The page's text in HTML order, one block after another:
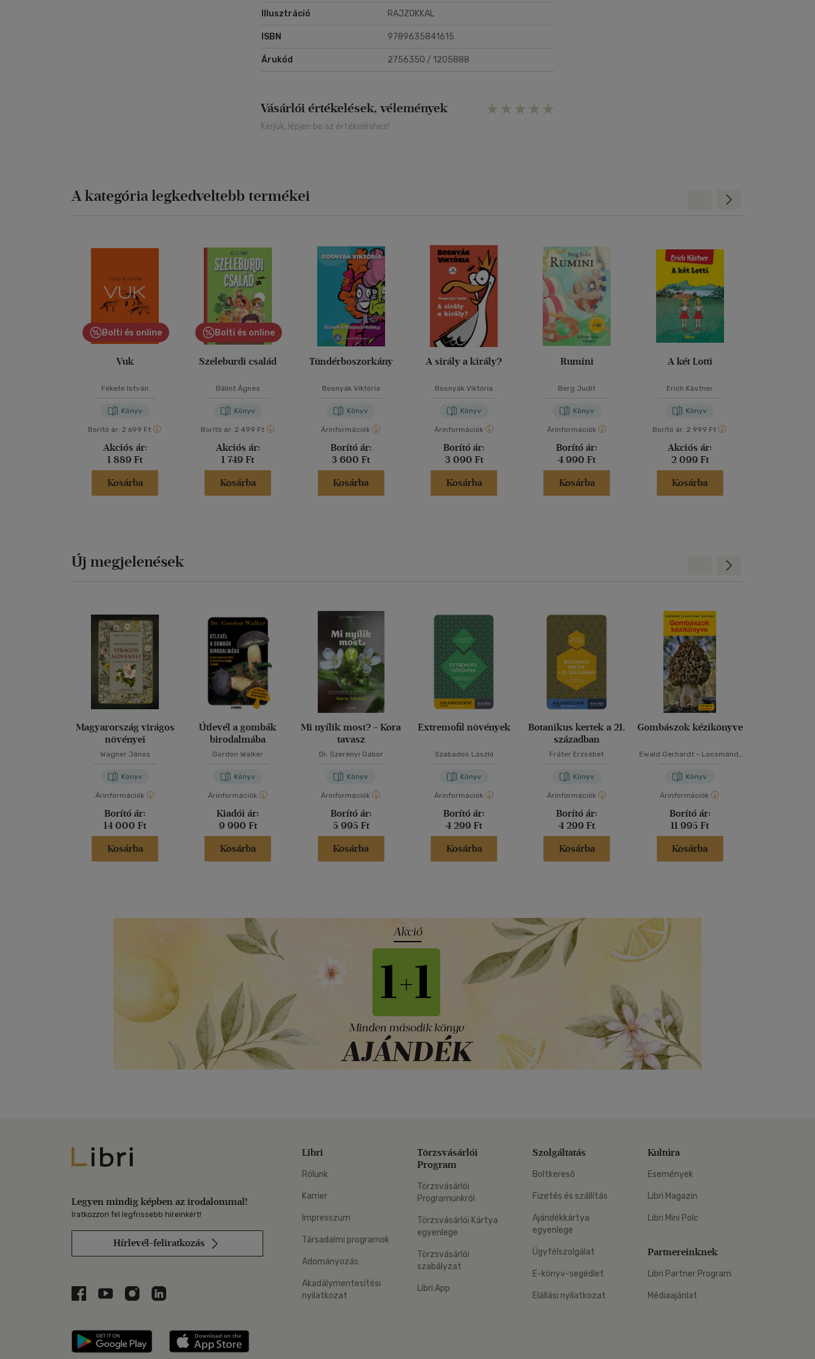
Illusztráció RAJZOKKAL
ISBN 9789635841615
Árukód 2756350 / 1205888
Vásárlói értékelések, vélemények
Kérjük, lépjen be az értékeléshez!
A kategória legkedveltebb termékei
Bolti és online
Vuk
Fekete István
Könyv
Borító ár: 2 699 Ft
Akciós ár:
1 889 Ft
Kosárba
Bolti és online
Szeleburdi család
Bálint Ágnes
Könyv
Borító ár: 2 499 Ft
Akciós ár:
1 749 Ft
Kosárba
Tündérboszorkány
Bosnyák Viktória
Könyv
Árinformációk
Borító ár:
3 600 Ft
Kosárba
A sirály a király?
Bosnyák Viktória
Könyv
Árinformációk
Borító ár:
3 090 Ft
Kosárba
Rumini
Berg Judit
Könyv
Árinformációk
Borító ár:
4 990 Ft
Kosárba
A két Lotti
Erich Kästner
Könyv
Borító ár: 2 999 Ft
Akciós ár:
2 099 Ft
Kosárba
Előre
Új megjelenések
Magyarország virágos
növényei
Wagner János
Könyv
Árinformációk
Borító ár:
14 000 Ft
Kosárba
Útlevél a gombák
birodalmába
Gordon Walker
Könyv
Árinformációk
Kiadói ár:
9 990 Ft
Kosárba
Mi nyílik most? - Kora
tavasz
Dr. Szerényi Gábor
Könyv
Árinformációk
Borító ár:
5 995 Ft
Kosárba
Extremofil növények
Szabados László
Könyv
Árinformációk
Borító ár:
4 299 Ft
Kosárba
Botanikus kertek a 21.
században
Fráter Erzsébet
Könyv
Árinformációk
Borító ár:
4 299 Ft
Kosárba
Gombászok kézikönyve
Ewald Gerhardt - Locsmándi
Könyv
Árinformációk
Borító ár:
11 995 Ft
Kosárba
Előre
Libri
Legyen mindig képben az irodalommal!
Iratkozzon fel legfrissebb híreinkért!
Hírlevél-feliratkozás
Libri a Facebookon
Libri a Youtube-on
Libri az Instagramon
Libri a LinkedInen
Libri applikáció Szerezd meg: Google Play
Libri
Rólunk
Karrier
Impresszum
Társadalmi programok
Adományozás
Akadálymentesítési
nyilatkozat
Törzsvásárlói
Program
Törzsvásárlói
Programunkról
Törzsvásárlói Kártya
egyenlege
Törzsvásárlói
szabályzat
Libri App
Szolgáltatás
Boltkereső
Fizetés és szállítás
Ajándékkártya
egyenlege
Ügyfélszolgálat
E-könyv-segédlet
Elállási nyilatkozat
Kultúra
Események
Libri Magazin
Libri Mini Polc
Partnereinknek
Libri Partner Program
Médiaajánlat